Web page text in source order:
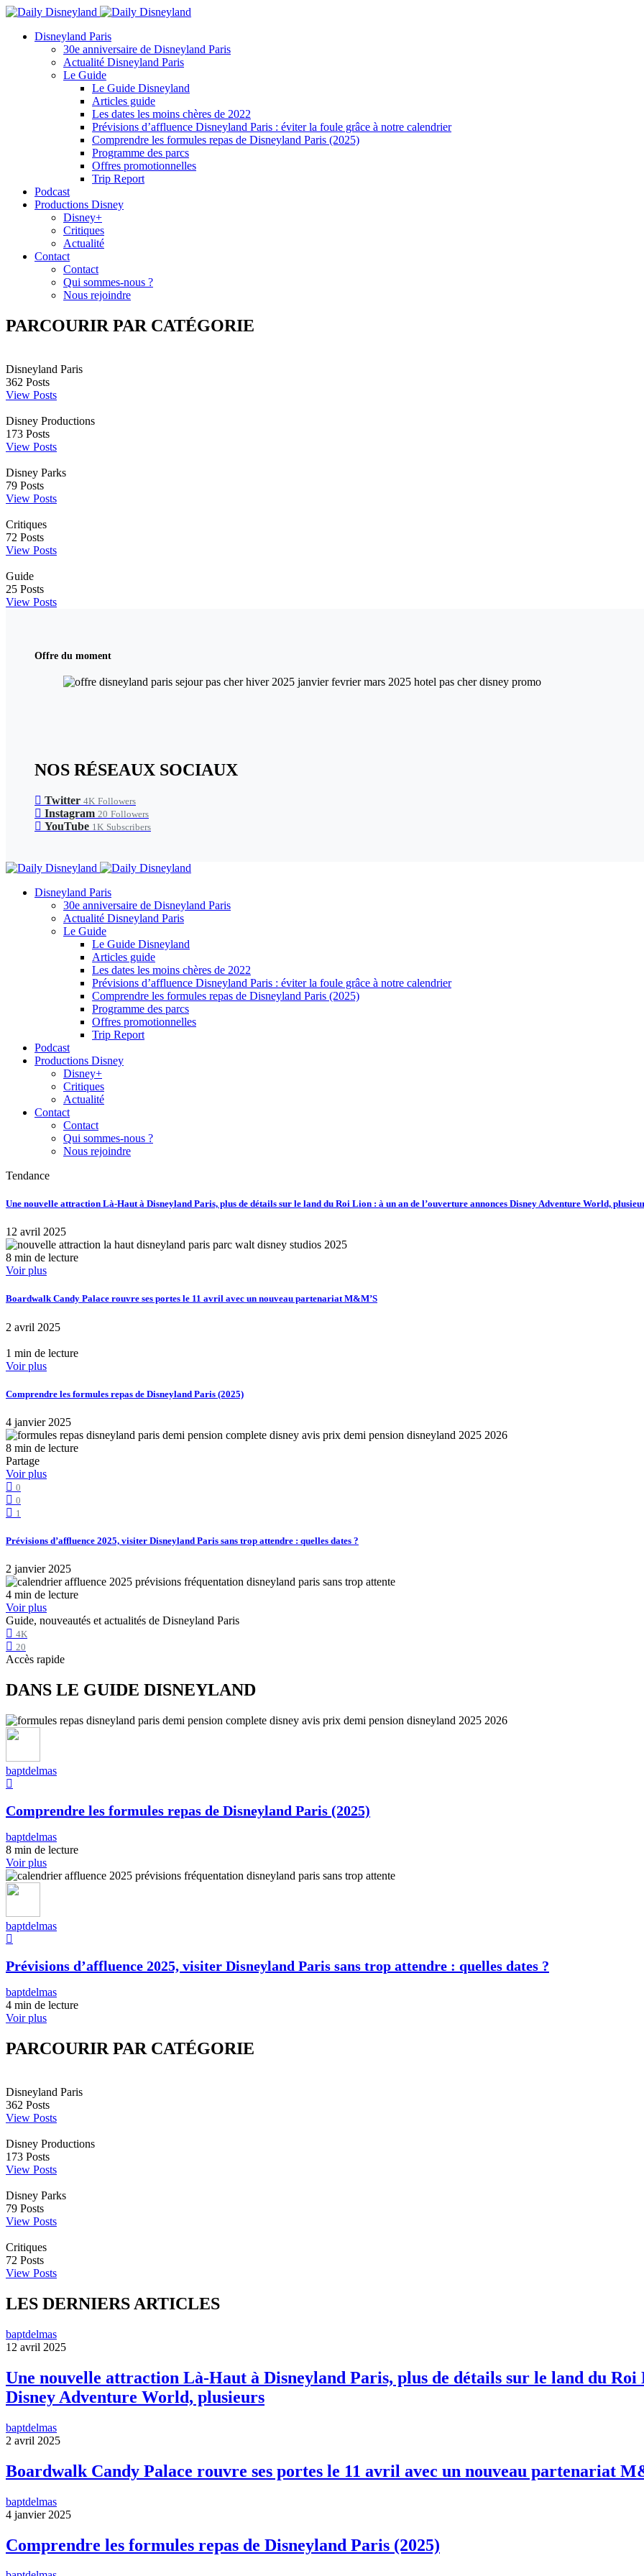
Disneyland Paris
30e anniversaire de Disneyland Paris
Actualité Disneyland Paris
Le Guide
Le Guide Disneyland
Articles guide
Les dates les moins chères de 2022
Prévisions d’affluence Disneyland Paris : éviter la foule grâce à notre calendrier
Comprendre les formules repas de Disneyland Paris (2025)
Programme des parcs
Offres promotionnelles
Trip Report
Podcast
Productions Disney
Disney+
Critiques
Actualité
Contact
Contact
Qui sommes-nous ?
Nous rejoindre
PARCOURIR PAR CATÉGORIE
Disneyland Paris
362 Posts
View Posts
Disney Productions
173 Posts
View Posts
Disney Parks
79 Posts
View Posts
Critiques
72 Posts
View Posts
Guide
25 Posts
View Posts
Offre du moment
NOS RÉSEAUX SOCIAUX
Twitter 4K Followers
Instagram 20 Followers
YouTube 1K Subscribers
Disneyland Paris
30e anniversaire de Disneyland Paris
Actualité Disneyland Paris
Le Guide
Le Guide Disneyland
Articles guide
Les dates les moins chères de 2022
Prévisions d’affluence Disneyland Paris : éviter la foule grâce à notre calendrier
Comprendre les formules repas de Disneyland Paris (2025)
Programme des parcs
Offres promotionnelles
Trip Report
Podcast
Productions Disney
Disney+
Critiques
Actualité
Contact
Contact
Qui sommes-nous ?
Nous rejoindre
Tendance
Une nouvelle attraction Là-Haut à Disneyland Paris, plus de détails sur le land du Roi Lion : à un an de l’ouverture annonces Disney Adventure World,
12 avril 2025
8 min de lecture
Voir plus
Boardwalk Candy Palace rouvre ses portes le 11 avril avec un nouveau partenariat M&M’S
2 avril 2025
1 min de lecture
Voir plus
Comprendre les formules repas de Disneyland Paris (2025)
4 janvier 2025
8 min de lecture
Partage
Voir plus
0
0
1
Prévisions d’affluence 2025, visiter Disneyland Paris sans trop attendre : quelles dates ?
2 janvier 2025
4 min de lecture
Voir plus
Guide, nouveautés et actualités de Disneyland Paris
4K
20
Accès rapide
DANS LE GUIDE DISNEYLAND
baptdelmas
Comprendre les formules repas de Disneyland Paris (2025)
baptdelmas
8 min de lecture
Voir plus
baptdelmas
Prévisions d’affluence 2025, visiter Disneyland Paris sans trop attendre : quelles dates ?
baptdelmas
4 min de lecture
Voir plus
PARCOURIR PAR CATÉGORIE
Disneyland Paris
362 Posts
View Posts
Disney Productions
173 Posts
View Posts
Disney Parks
79 Posts
View Posts
Critiques
72 Posts
View Posts
LES DERNIERS ARTICLES
baptdelmas
12 avril 2025
Une nouvelle attraction Là-Haut à Disneyland Paris, plus de détails sur le land du Roi
Disney Adventure World, plusieurs
baptdelmas
2 avril 2025
Boardwalk Candy Palace rouvre ses portes le 11 avril avec un nouveau partenariat
baptdelmas
4 janvier 2025
Comprendre les formules repas de Disneyland Paris (2025)